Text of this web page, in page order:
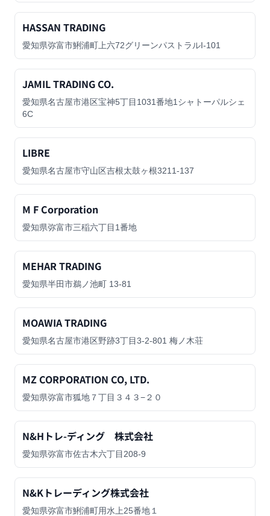
HASSAN TRADING
愛知県弥富市鯏浦町上六72グリーンパストラルI-101
JAMIL TRADING CO.
愛知県名古屋市港区宝神5丁目1031番地1シャトーパルシェ
6C
LIBRE
愛知県名古屋市守山区吉根太鼓ヶ根3211-137
M F Corporation
愛知県弥富市三稲六丁目1番地
MEHAR TRADING
愛知県半田市鵜ノ池町 13-81
MOAWIA TRADING
愛知県名古屋市港区野跡3丁目3-2-801 梅ノ木荘
MZ CORPORATION CO, LTD.
愛知県弥富市狐地７丁目３４３−２０
N&Hトレ-ディング 株式会社
愛知県弥富市佐古木六丁目208-9
N&Kトレーディング株式会社
愛知県弥富市鯏浦町用水上25番地１